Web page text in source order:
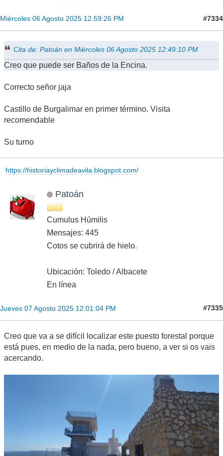
Miércoles 06 Agosto 2025 12:59:26 PM #7334
Cita de: Patoán en Miércoles 06 Agosto 2025 12:49:10 PM
Creo que puede ser Baños de la Encina.
Correcto señor jaja
Castillo de Burgalimar en primer término. Visita
recomendable
Su turno
https://historiayclimadeavila.blogspot.com/
Patoán
Cumulus Húmilis
Mensajes: 445
Cotos se cubrirá de hielo.
Ubicación: Toledo / Albacete
En línea
Jueves 07 Agosto 2025 12:01:04 PM #7335
Creo que va a se difícil localizar este puesto forestal porque
está pues, en medio de la nada, pero bueno, a ver si os vais
acercando.